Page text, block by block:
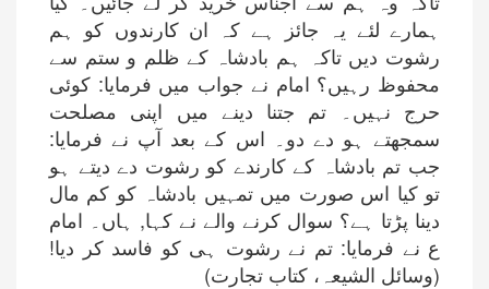
ہمارے لئے یہ جائز ہے کہ ان کارندوں کو ہم
رشوت دیں تاکہ ہم بادشاہ کے ظلم و ستم سے
محفوظ رہیں؟ امام نے جواب میں فرمایا: کوئی
حرج نہیں۔ تم جتنا دینے میں اپنی مصلحت
سمجھتے ہو دے دو۔ اس کے بعد آپ نے فرمایا:
جب تم بادشاہ کے کارندے کو رشوت دے دیتے ہو
تو کیا اس صورت میں تمہیں بادشاہ کو کم مال
دینا پڑتا ہے؟ سوال کرنے والے نے کہا, ہاں۔ امام
ع نے فرمایا: تم نے رشوت ہی کو فاسد کر دیا!
(وسائل الشیعہ، کتاب تجارت)